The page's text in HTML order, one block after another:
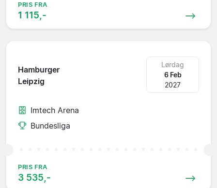
PRIS FRA
1 115,-
Hamburger
Leipzig
Lørdag
6 Feb
2027
Imtech Arena
Bundesliga
PRIS FRA
3 535,-